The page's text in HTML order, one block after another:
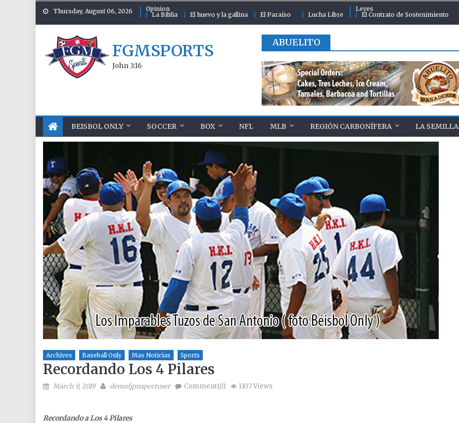
Thursday, August 06, 2026
Opinion
La Biblia
El huevo y la gallina El Paraíso Lucha Libre
Leyes
El Contrato de Sostenimiento
FGMSPORTS
John 3:16
ABUELITO
BEISBOL ONLY SOCCER BOX NFL MLB REGIÓN CARBONÍFERA LA SEMILLA
Archives Baseball Only Mas Noticias Sports
Recordando Los 4 Pilares
Posted on
March 9, 2019 Author
demofgmsportuser Comment(0) 1107 Views
Recordando a Los 4 Pilares